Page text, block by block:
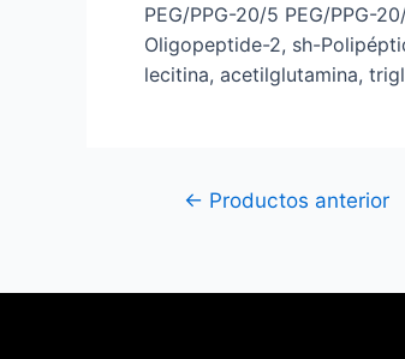
PEG/PPG-20/5 PEG/PPG-
Oligopeptide-2, sh-
lecitina, acetilglutamina,
← Productos anterior